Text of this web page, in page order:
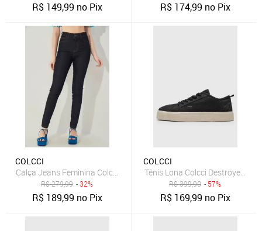
R$ 149,99 no Pix R$ 174,99 no Pix
COLCCI
Calça Jeans Feminina Colcci Skinny Karen Azul-Marinho
R$279,99 - 32%
R$ 189,99 no Pix
COLCCI
Tênis Lona Colcci Destroyed
R$399,90 - 57%
R$ 169,99 no Pix